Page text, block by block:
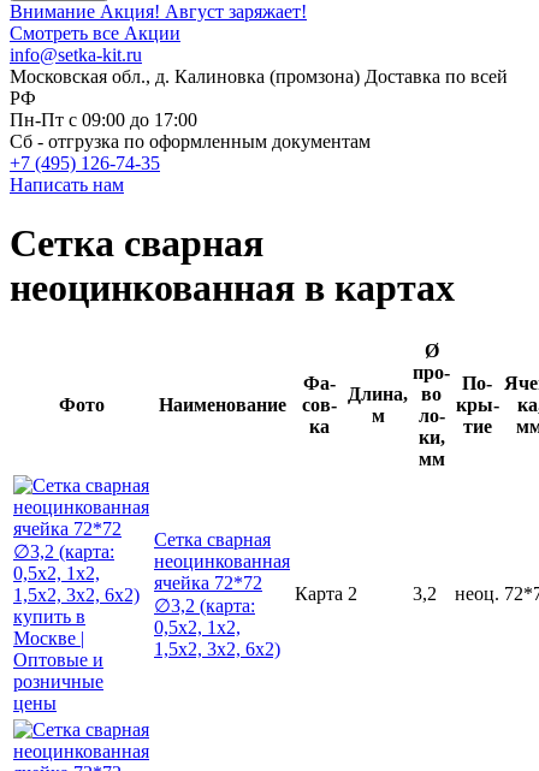
Внимание Акция! Август заряжает!
Смотреть все Акции
info@setka-kit.ru
Московская обл., д. Калиновка (промзона) Доставка по всей
РФ
Пн-Пт с 09:00 до 17:00
Сб - отгрузка по оформленным документам
+7 (495) 126-74-35
Написать нам
Сетка сварная
неоцинкованная в картах
Фото Наименование
Фа­
сов­
ка
Длина,
м
Ø
про­
во­
ло­
ки,
мм
По­
кры­
тие
Сетка сварная
неоцинкованная
ячейка 72*72
∅3,2 (карта:
0,5х2, 1х2,
1,5х2, 3х2, 6х2)
Карта 2 3,2 неоц.